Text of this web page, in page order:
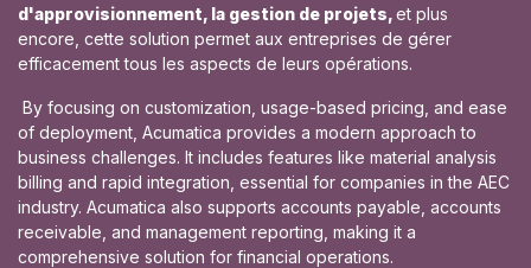
d'approvisionnement, la gestion de projets,et plus
encore, cette solution permet aux entreprises de gérer
efficacement tous les aspects de leurs opérations.
By focusing on customization, usage-based pricing, and ease
of deployment, Acumatica provides a modern approach to
business challenges. It includes features like material analysis
billing and rapid integration, essential for companies in the AEC
industry. Acumatica also supports accounts payable, accounts
receivable, and management reporting, making it a
comprehensive solution for financial operations.